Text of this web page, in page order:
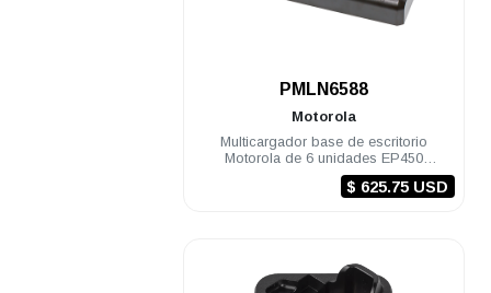
PMLN6588
Motorola
Multicargador base de escritorio
Motorola de 6 unidades EP450
DEP450 R2
$ 625.75 USD